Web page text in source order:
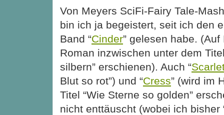
Von Meyers SciFi-Fairy Tale-
bin ich ja begeistert, seit ich den
Band “Cinder” gelesen habe.
Roman inzwischen unter dem
silbern” erschienen). Auch “
Blut so rot”) und “Cress” (wird im
Titel “Wie Sterne so golden”
nicht enttäuscht (wobei ich bisher